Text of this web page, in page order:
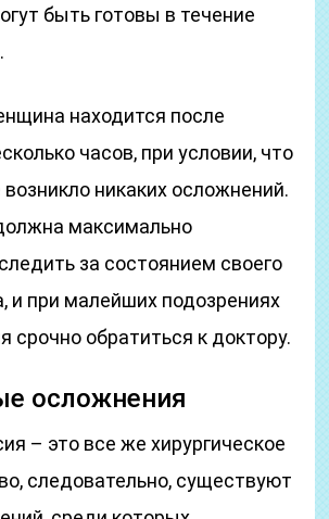
быть готовы в течение
находится после
часов, при условии, что
никаких осложнений.
максимально
за состоянием своего
и при малейших подозрениях
срочно обратиться к доктору.
осложнения
– это все же хирургическое
следовательно, существуют